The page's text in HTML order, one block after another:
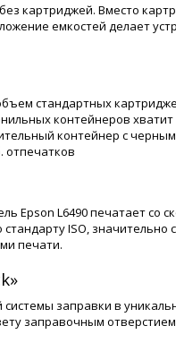
картриджей. Вместо
емкостей делает
стандартных
контейнеров
контейнер с
отпечатков
Epson L6490 печатает со
ISO, значительно
печати.
системы заправки в
заправочным